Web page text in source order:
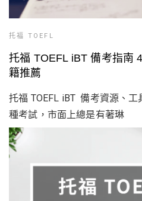
托福 TOEFL
托福 TOEFL iBT 備考指南
籍推薦
托福 TOEFL iBT 備考資源、
種考試，市面上總是有著琳